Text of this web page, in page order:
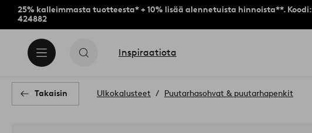
25% kalleimmasta tuotteesta* + 10% lisää alennetuista hinnoista**. Koodi:
424882
Inspiraatiota
Takaisin Ulkokalusteet Puutarhasohvat & puutarhapenkit